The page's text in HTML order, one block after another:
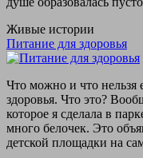
Живые истории
Питание для здоровья
Что можно и что
здоровья. Что это?
которое я сделала в
много белочек. Это
детской площадки на